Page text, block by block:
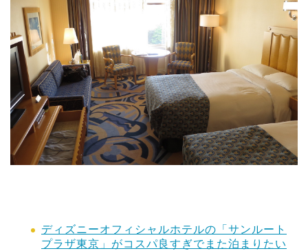
ディズニーオフィシャルホテルの「サンルート
プラザ東京」がコスパ良すぎでまた泊まりたい